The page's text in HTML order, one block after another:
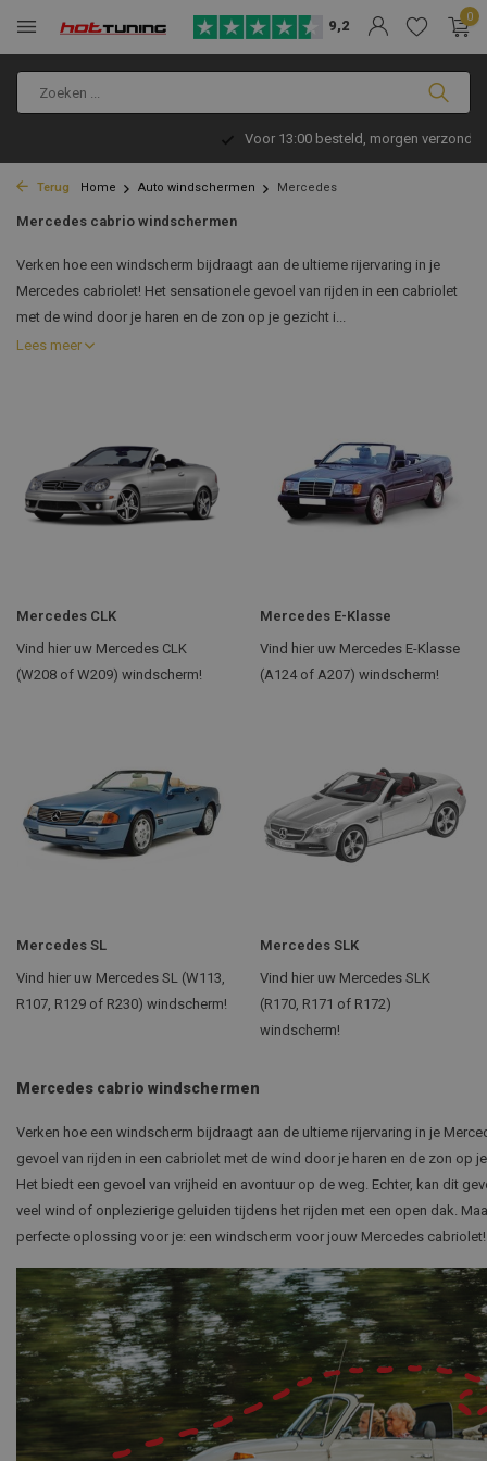
9,2
0
Voor 13:00 besteld, morgen verzonden!
Terug Home Auto windschermen Mercedes
Mercedes cabrio windschermen
Verken hoe een windscherm bijdraagt aan de ultieme rijervaring in je
Mercedes cabriolet! Het sensationele gevoel van rijden in een cabriolet
met de wind door je haren en de zon op je gezicht i...
Lees meer
Mercedes CLK
Vind hier uw Mercedes CLK
(W208 of W209) windscherm!
Mercedes E-Klasse
Vind hier uw Mercedes E-Klasse
(A124 of A207) windscherm!
Mercedes SL
Vind hier uw Mercedes SL (W113,
R107, R129 of R230) windscherm!
Mercedes SLK
Vind hier uw Mercedes SLK
(R170, R171 of R172)
windscherm!
Mercedes cabrio windschermen
Verken hoe een windscherm bijdraagt aan de ultieme rijervaring in je
gevoel van rijden in een cabriolet met de wind door je haren en de zon op
Het biedt een gevoel van vrijheid en avontuur op de weg. Echter, kan dit
veel wind of onplezierige geluiden tijdens het rijden met een open dak.
perfecte oplossing voor je: een windscherm voor jouw Mercedes cabriolet!